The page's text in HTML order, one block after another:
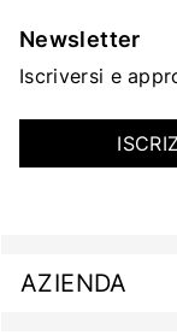
Newsletter
Iscriversi e
AZIENDA